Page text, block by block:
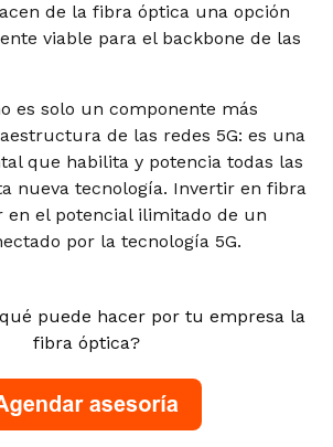
de la fibra óptica una opción
viable para el backbone de las
es solo un componente más
de las redes 5G: es una
que habilita y potencia todas las
nueva tecnología. Invertir en fibra
en el potencial ilimitado de un
por la tecnología 5G.
puede hacer por tu empresa la
fibra óptica?